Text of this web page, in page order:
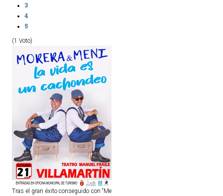
3
4
5
(1 Voto)
Tras el gran éxito conseguido con “Me